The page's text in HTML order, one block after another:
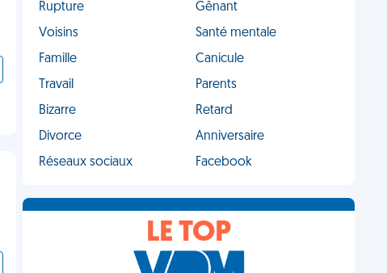
Rupture
Gênant
Voisins
Santé mentale
Famille
Canicule
Travail
Parents
Bizarre
Retard
Divorce
Anniversaire
Réseaux sociaux
Facebook
LE TOP